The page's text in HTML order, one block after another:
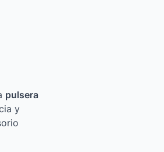
pulsera
y